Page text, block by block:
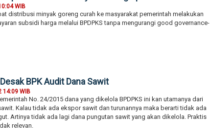
WIB
distribusi minyak goreng curah ke masyarakat pemerintah melakukan
subsidi harga melalui BPDPKS tanpa mengurangi good governance-
BPK Audit Dana Sawit
14:09 WIB
No. 24/2015 dana yang dikelola BPDPKS ini kan utamanya dari
Kalau tidak ada ekspor sawit dan turunannya maka berarti tidak ada
Artinya tidak ada lagi dana pungutan sawit yang akan dikelola. Praktis
relevan.